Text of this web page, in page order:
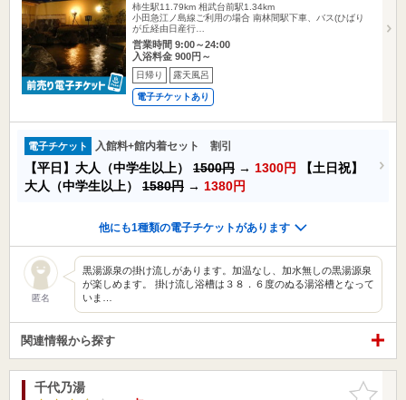
柿生駅11.79km 相武台前駅1.34km
小田急江ノ島線ご利用の場合 南林間駅下車、バス(ひばり
が丘経由日産行…
営業時間 9:00～24:00
入浴料金 900円～
日帰り 露天風呂
電子チケットあり
電子チケット 入館料+館内着セット 割引
【平日】大人（中学生以上） 1500円 → 1300円
【土日祝】
大人（中学生以上） 1580円 → 1380円
他にも1種類の電子チケットがあります
匿名
黒湯源泉の掛け流しがあります。加温なし、加水無しの黒湯源泉
が楽しめます。 掛け流し浴槽は３８．６度のぬる湯浴槽となって
いま…
関連情報から探す
お気に入
千代乃湯